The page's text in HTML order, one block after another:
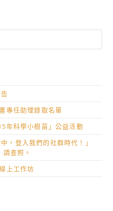
專任助理錄取名單
年科學小樹苗」公益活動
，登入我們的社群時代！」
查照。
上工作坊